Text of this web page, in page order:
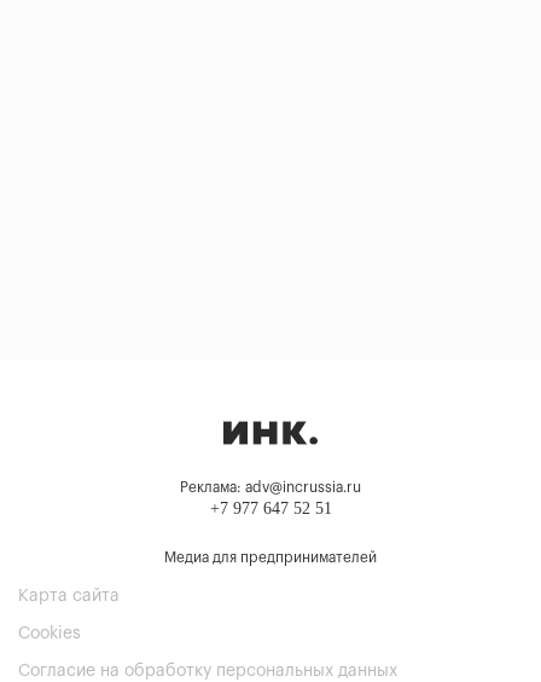
Реклама: adv@incrussia.ru
+7 977 647 52 51
Медиа для предпринимателей
Карта сайта
Cookies
Согласие на обработку персональных данных